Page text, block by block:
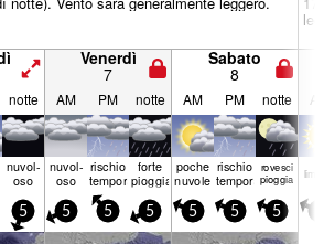
Venerdì
7
Sabato
8
notte AM PM notte AM PM notte
nuvol-
oso
nuvol-
oso
rischio
temporale
forte
pioggia
poche
nuvole
rischio
temporale
rovesci
pioggia
5 5 5 5 5 5 5